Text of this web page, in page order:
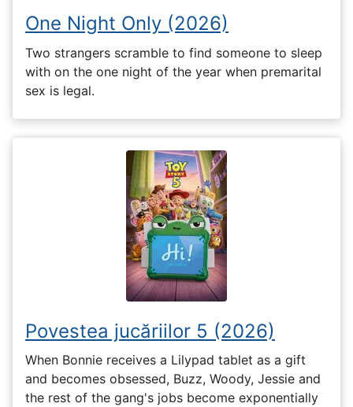
One Night Only (2026)
Two strangers scramble to find someone to sleep
with on the one night of the year when premarital
sex is legal.
Povestea jucăriilor 5 (2026)
When Bonnie receives a Lilypad tablet as a gift
and becomes obsessed, Buzz, Woody, Jessie and
the rest of the gang's jobs become exponentially